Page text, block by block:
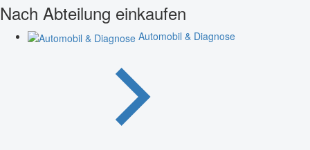
Nach Abteilung einkaufen
Automobil & Diagnose